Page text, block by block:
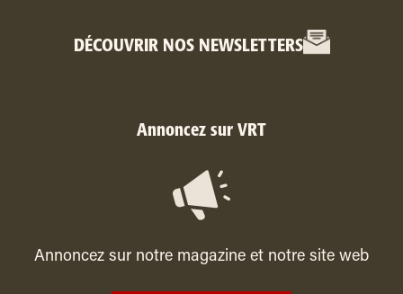
DÉCOUVRIR NOS NEWSLETTERS
Annoncez sur VRT
Annoncez sur notre magazine et notre site web